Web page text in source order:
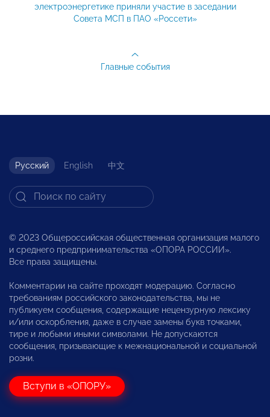
электроэнергетике приняли участие в заседании
Совета МСП в ПАО «Россети»
Главные события
Русский English 中文
© 2023 Общероссийская общественная организация малого
и среднего предпринимательства «ОПОРА РОССИИ».
Все права защищены.
Комментарии на сайте проходят модерацию. Согласно
требованиям российского законодательства, мы не
публикуем сообщения, содержащие нецензурную лексику
и/или оскорбления, даже в случае замены букв точками,
тире и любыми иными символами. Не допускаются
сообщения, призывающие к межнациональной и социальной
розни.
Вступи в «ОПОРУ»